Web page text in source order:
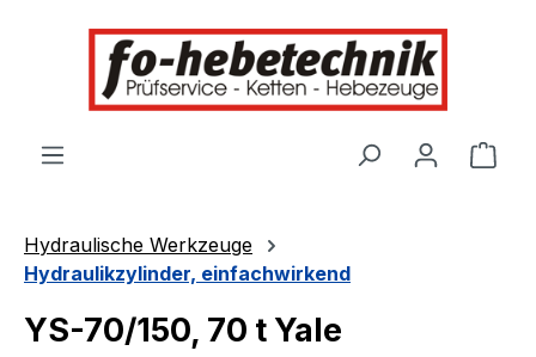
springen
Hydraulische Werkzeuge
Hydraulikzylinder, einfachwirkend
YS-70/150, 70 t Yale